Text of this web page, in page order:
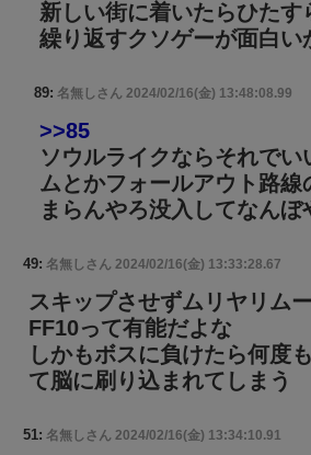
新しい街に着いたらひたす
繰り返すクソゲーが面白い
89: 名無しさん 2024/02/16(金) 13:48:08.99
>>85
ソウルライクならそれでい
ムとかフォールアウト路線
まらんやろ没入してなんぼ
49: 名無しさん 2024/02/16(金) 13:33:28.67
スキップさせずムリヤリム
FF10って有能だよな
しかもボスに負けたら何度
て脳に刷り込まれてしまう
51: 名無しさん 2024/02/16(金) 13:34:10.91